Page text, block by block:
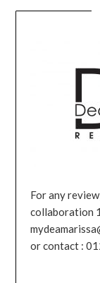
For any
collaboration
or contact :